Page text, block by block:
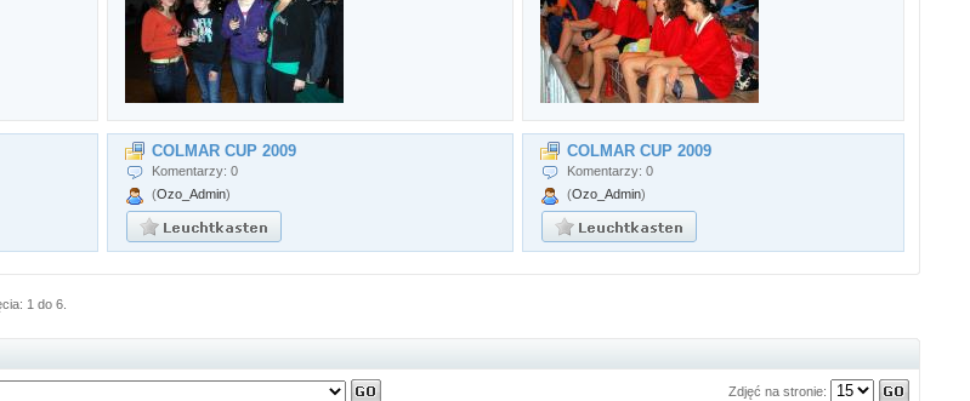
COLMAR CUP 2009
Komentarzy: 0
(Ozo_Admin)
COLMAR CUP 2009
Komentarzy: 0
(Ozo_Admin)
1 do 6.
Zdjęć na stronie: